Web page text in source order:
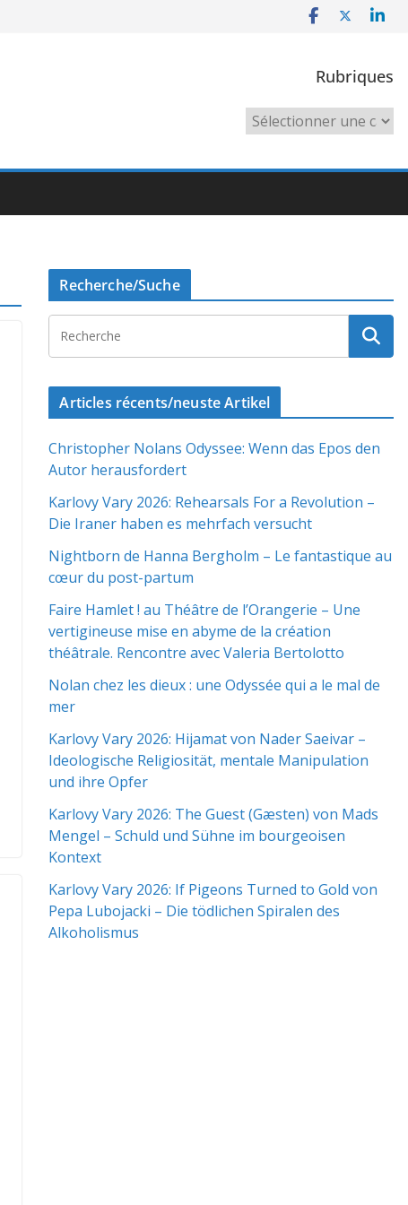
Rubriques
Rubriques
Recherche/Suche
Articles récents/neuste Artikel
Christopher Nolans Odyssee: Wenn das Epos den
Autor herausfordert
Karlovy Vary 2026: Rehearsals For a Revolution –
Die Iraner haben es mehrfach versucht
Nightborn de Hanna Bergholm – Le fantastique au
cœur du post-partum
Faire Hamlet ! au Théâtre de l’Orangerie – Une
vertigineuse mise en abyme de la création
théâtrale. Rencontre avec Valeria Bertolotto
Nolan chez les dieux : une Odyssée qui a le mal de
mer
Karlovy Vary 2026: Hijamat von Nader Saeivar​​ –
Ideologische Religiosität, mentale Manipulation
und ihre Opfer
Karlovy Vary 2026: The Guest (Gæsten) von Mads
Mengel – Schuld und Sühne im bourgeoisen
Kontext
Karlovy Vary 2026: If Pigeons Turned to Gold von
Pepa Lubojacki – Die tödlichen Spiralen des
Alkoholismus